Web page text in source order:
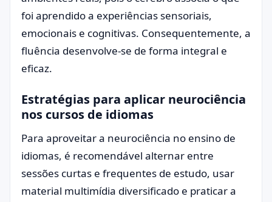
foi aprendido a experiências sensoriais,
emocionais e cognitivas. Consequentemente, a
fluência desenvolve-se de forma integral e
eficaz.
Estratégias para aplicar neurociência
nos cursos de idiomas
Para aproveitar a neurociência no ensino de
idiomas, é recomendável alternar entre
sessões curtas e frequentes de estudo, usar
material multimídia diversificado e praticar a